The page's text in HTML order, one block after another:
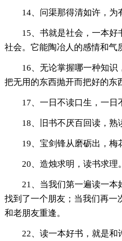
14、问渠那得清如许，为
15、书就是社会，一本好
社会。它能陶冶人的感情和气
16、无论掌握哪一种知识
把无用的东西抛开而把好的东
17、一日不读口生，一日
18、旧书不厌百回读，熟
19、宝剑锋从磨砺出，梅
20、造烛求明，读书求理。
21、当我们第一遍读一本
找到了一个朋友；当我们再一
和老朋友重逢。
22、读一本好书，就是和